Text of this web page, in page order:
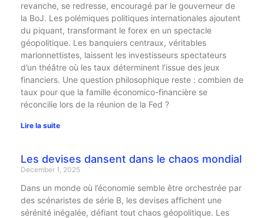
revanche, se redresse, encouragé par le gouverneur de
la BoJ. Les polémiques politiques internationales ajoutent
du piquant, transformant le forex en un spectacle
géopolitique. Les banquiers centraux, véritables
marionnettistes, laissent les investisseurs spectateurs
d’un théâtre où les taux déterminent l’issue des jeux
financiers. Une question philosophique reste : combien de
taux pour que la famille économico-financière se
réconcilie lors de la réunion de la Fed ?
Lire la suite
Les devises dansent dans le chaos mondial
December 1, 2025
Dans un monde où l’économie semble être orchestrée par
des scénaristes de série B, les devises affichent une
sérénité inégalée, défiant tout chaos géopolitique. Les